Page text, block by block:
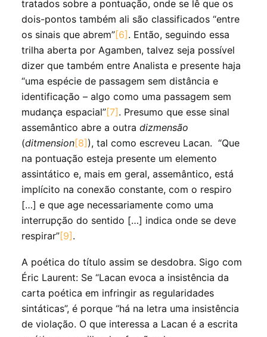
tratados sobre a pontuação, onde se lê que os
dois-pontos também ali são classificados “entre
os sinais que abrem”[6] . Então, seguindo essa
trilha aberta por Agamben, talvez seja possível
dizer que também entre Analista e presente haja
“uma espécie de passagem sem distância e
identificação – algo como uma passagem sem
mudança espacial”[7] . Presumo que esse sinal
assemântico abre a outra dizmensão
(ditmension[8] ), tal como escreveu Lacan. “Que
na pontuação esteja presente um elemento
assintático e, mais em geral, assemântico, está
implícito na conexão constante, com o respiro
[…] e que age necessariamente como uma
interrupção do sentido […] indica onde se deve
respirar”[9] .
A poética do título assim se desdobra. Sigo com
Éric Laurent: Se “Lacan evoca a insistência da
carta poética em infringir as regularidades
sintáticas”, é porque “há na letra uma insistência
de violação. O que interessa a Lacan é a escrita